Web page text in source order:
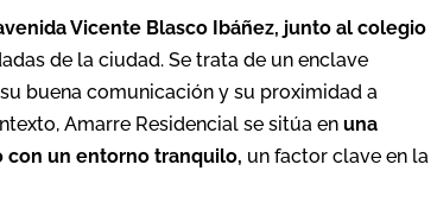
Vicente Blasco Ibáñez, junto al colegio
de la ciudad. Se trata de un enclave
buena comunicación y su proximidad a
Amarre Residencial se sitúa enuna
con un entorno tranquilo, un factor clave en la